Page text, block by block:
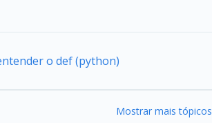
o def (python)
Mostrar mais tópicos